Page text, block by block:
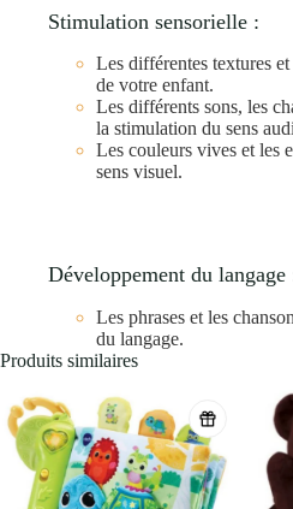
Stimulation sensorielle :
Les différentes textures
de votre enfant.
Les différents sons, les
la stimulation du sens
Les couleurs vives et les
sens visuel.
Développement du langage
Les phrases et les
du langage.
Produits similaires